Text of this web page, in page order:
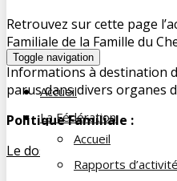
Toggle navigation
Accueil
La Fédération
Accueil
Rapports d’activité
Retrouvez sur cette page
Familiale de la Famille du
Informations à destination
parus dans divers organes
Politique Familiale :
Le dossier 2018 d’études du